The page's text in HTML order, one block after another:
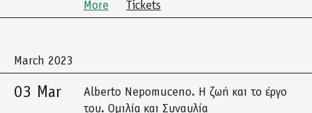
More
Tickets
March 2023
03 Mar
Alberto Nepomuceno. Η ζωή και το έργο
του. Ομιλία και Συναυλία